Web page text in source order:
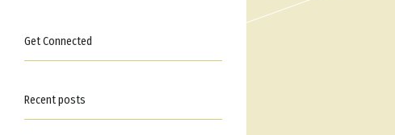
Get Connected
Recent posts